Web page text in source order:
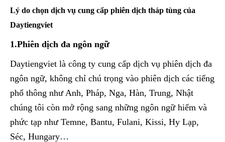
Lý do chọn dịch vụ cung cấp phiên dịch tháp tùng của
Daytiengviet
1.Phiên dịch đa ngôn ngữ
Daytiengviet là công ty cung cấp dịch vụ phiên dịch đa
ngôn ngữ, không chỉ chú trọng vào phiên dịch các tiếng
phổ thông như Anh, Pháp, Nga, Hàn, Trung, Nhật
chúng tôi còn mở rộng sang những ngôn ngữ hiếm và
phức tạp như Temne, Bantu, Fulani, Kissi, Hy Lạp,
Séc, Hungary…